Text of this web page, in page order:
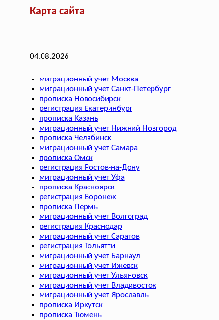
Карта сайта
04.08.2026
миграционный учет Москва
миграционный учет Санкт-Петербург
прописка Новосибирск
регистрация Екатеринбург
прописка Казань
миграционный учет Нижний Новгород
прописка Челябинск
миграционный учет Самара
прописка Омск
регистрация Ростов-на-Дону
миграционный учет Уфа
прописка Красноярск
регистрация Воронеж
прописка Пермь
миграционный учет Волгоград
регистрация Краснодар
миграционный учет Саратов
регистрация Тольятти
миграционный учет Барнаул
миграционный учет Ижевск
миграционный учет Ульяновск
миграционный учет Владивосток
миграционный учет Ярославль
прописка Иркутск
прописка Тюмень